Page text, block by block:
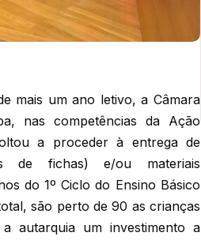
mais um ano letivo, a Câmara
nas competências da Ação
a proceder à entrega de
de fichas) e/ou materiais
do 1º Ciclo do Ensino Básico
são perto de 90 as crianças
autarquia um investimento a